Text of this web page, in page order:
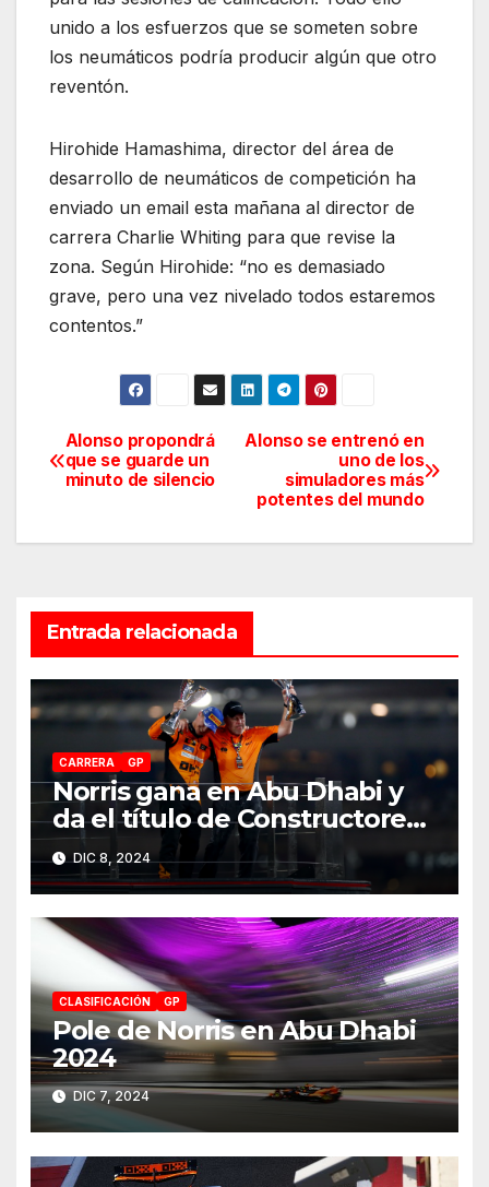
unido a los esfuerzos que se someten sobre
los neumáticos podría producir algún que otro
reventón.
Hirohide Hamashima, director del área de
desarrollo de neumáticos de competición ha
enviado un email esta mañana al director de
carrera Charlie Whiting para que revise la
zona. Según Hirohide: “no es demasiado
grave, pero una vez nivelado todos estaremos
contentos.”
Navegación
de
entradas
Alonso se entrenó en
uno de los
simuladores más
potentes del mundo
Alonso propondrá
que se guarde un
minuto de silencio
Entrada relacionada
CARRERA GP
Norris gana en Abu Dhabi y
da el título de Constructores
2024 a McLaren
DIC 8, 2024
CLASIFICACIÓN GP
Pole de Norris en Abu Dhabi
2024
DIC 7, 2024